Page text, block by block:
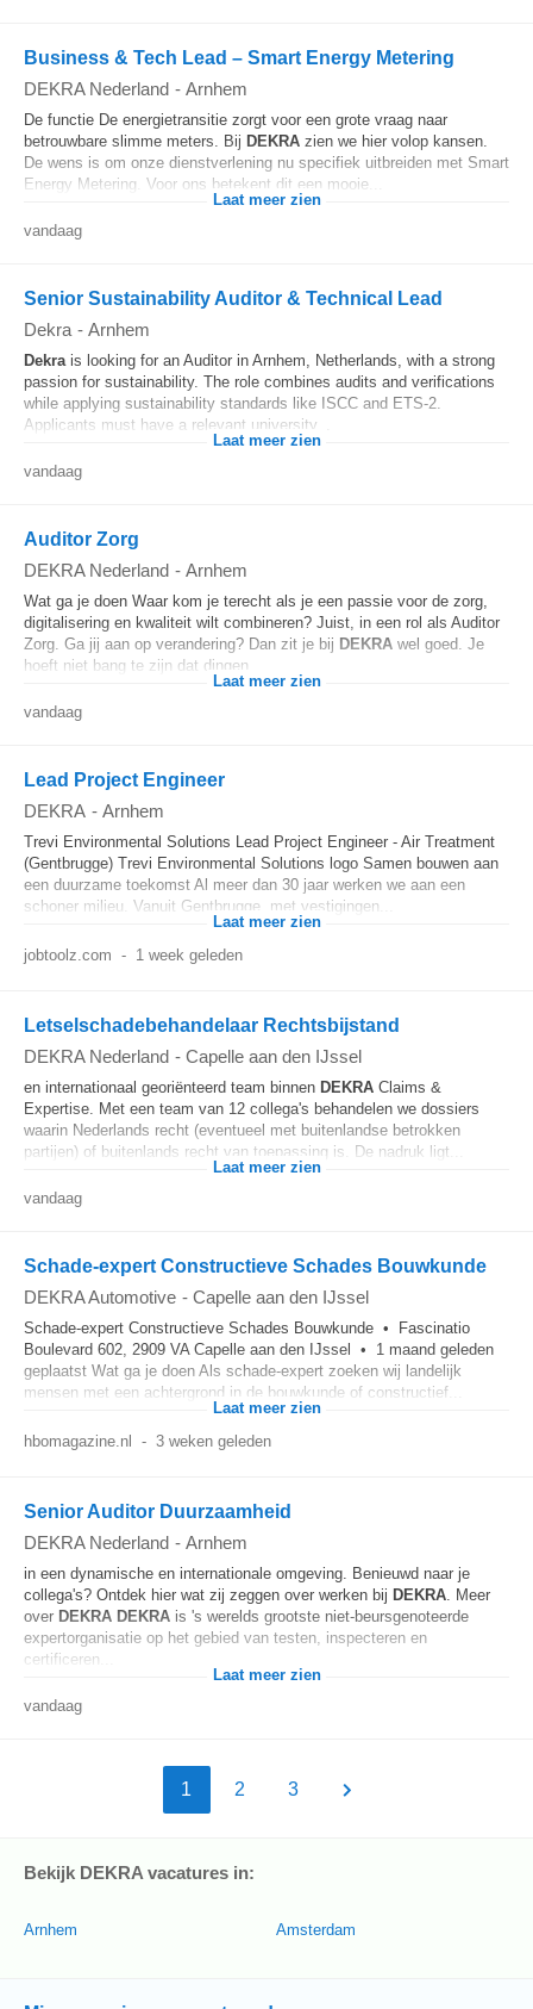
Business & Tech Lead – Smart Energy Metering
DEKRA Nederland - Arnhem
De functie De energietransitie zorgt voor een grote vraag naar
betrouwbare slimme meters. Bij DEKRA zien we hier volop kansen.
De wens is om onze dienstverlening nu specifiek uitbreiden met Smart
Energy Metering. Voor ons betekent dit een mooie...
Laat meer zien
vandaag
Senior Sustainability Auditor & Technical Lead
Dekra - Arnhem
Dekrais looking for an Auditor in Arnhem, Netherlands, with a strong
passion for sustainability. The role combines audits and verifications
while applying sustainability standards like ISCC and ETS-2.
Applicants must have a relevant university...
Laat meer zien
vandaag
Auditor Zorg
DEKRA Nederland - Arnhem
Wat ga je doen Waar kom je terecht als je een passie voor de zorg,
digitalisering en kwaliteit wilt combineren? Juist, in een rol als Auditor
Zorg. Ga jij aan op verandering? Dan zit je bij DEKRA wel goed. Je
hoeft niet bang te zijn dat dingen...
Laat meer zien
vandaag
Lead Project Engineer
DEKRA - Arnhem
Trevi Environmental Solutions Lead Project Engineer - Air Treatment
(Gentbrugge) Trevi Environmental Solutions logo Samen bouwen aan
een duurzame toekomst Al meer dan 30 jaar werken we aan een
schoner milieu. Vanuit Gentbrugge, met vestigingen...
Laat meer zien
jobtoolz.com - 1 week geleden
Letselschadebehandelaar Rechtsbijstand
DEKRA Nederland - Capelle aan den IJssel
en internationaal georiënteerd team binnen DEKRA Claims &
Expertise. Met een team van 12 collega's behandelen we dossiers
waarin Nederlands recht (eventueel met buitenlandse betrokken
partijen) of buitenlands recht van toepassing is. De nadruk ligt...
Laat meer zien
vandaag
Schade-expert Constructieve Schades Bouwkunde
DEKRA Automotive - Capelle aan den IJssel
Schade-expert Constructieve Schades Bouwkunde • Fascinatio
Boulevard 602, 2909 VA Capelle aan den IJssel • 1 maand geleden
geplaatst Wat ga je doen Als schade-expert zoeken wij landelijk
mensen met een achtergrond in de bouwkunde of constructief...
Laat meer zien
hbomagazine.nl - 3 weken geleden
Senior Auditor Duurzaamheid
DEKRA Nederland - Arnhem
in een dynamische en internationale omgeving. Benieuwd naar je
collega's? Ontdek hier wat zij zeggen over werken bij DEKRA. Meer
over DEKRA DEKRA is 's werelds grootste niet-beursgenoteerde
expertorganisatie op het gebied van testen, inspecteren en
certificeren...
Laat meer zien
vandaag
1 2 3
Bekijk DEKRA vacatures in:
Arnhem Amsterdam